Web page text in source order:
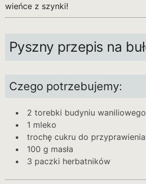
wieńce z szynki!
Pyszny przepis na
Czego potrzebujemy:
2 torebki budyniu waniliowego
1 mleko
trochę cukru do
100 g masła
3 paczki herbatników